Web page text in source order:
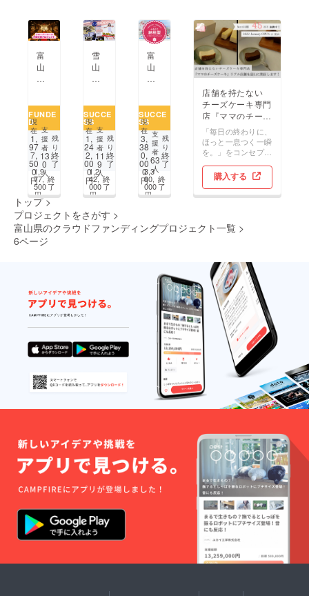
料
野
イ
ベ
ン
開
催！
マ
ス
と
合
わ
て
ウィ
ル
ス
抗
菌
カ
バー
の
古
民
家
をc
afe
AR
に
大
変
身！！
富
山
県
市
の
イ
ベ
ン
ト
ホー
ル、
ク
ロー
バー
ホー
支
援
プ
ロ
ク
ト
FUNDE
D現
在
1,
97
7,
50
0
円
支
援
者
13
0
人
残
り
終
了
1,9
77,
500
円
終
了
雪
山
で
ン
プ
★
今
シー
ズ
ン
は
ン
ト
奈
温
を
盛
上
た
じゃ
SUCCE
SS
現
在
1,
24
2,
00
0
円
支
援
者
11
9
人
残
り
終
了
1,2
42,
000
円
終
了
富
山
を
り
の
シ
リ
コ
ン
バ
レー」
学
ロー
に
SUCCE
SS
現
在
3,
38
0,
00
0
円
支
援
者
63
人
残
り
終
了
3,3
80,
000
円
終
了
店舗を持たない
チーズケーキ専門
店『ママのチーズ
ケーキ』リアル店
舗を開店します！
「毎日の終わりに、
ほっと一息つく一瞬
を。」をコンセプト
とガトーショコラ専
門店で、毎日頑張る
ママへ、日々のつか
分へのご褒美として
ぴったりなチーズ
と笑顔になれるよう
な優しい甘さに仕上
げております。
購入する
トップ >
プロジェクトをさがす >
富山県のクラウドファンディングプロジェクト一覧 >
6ページ
5 6 7 次のページ